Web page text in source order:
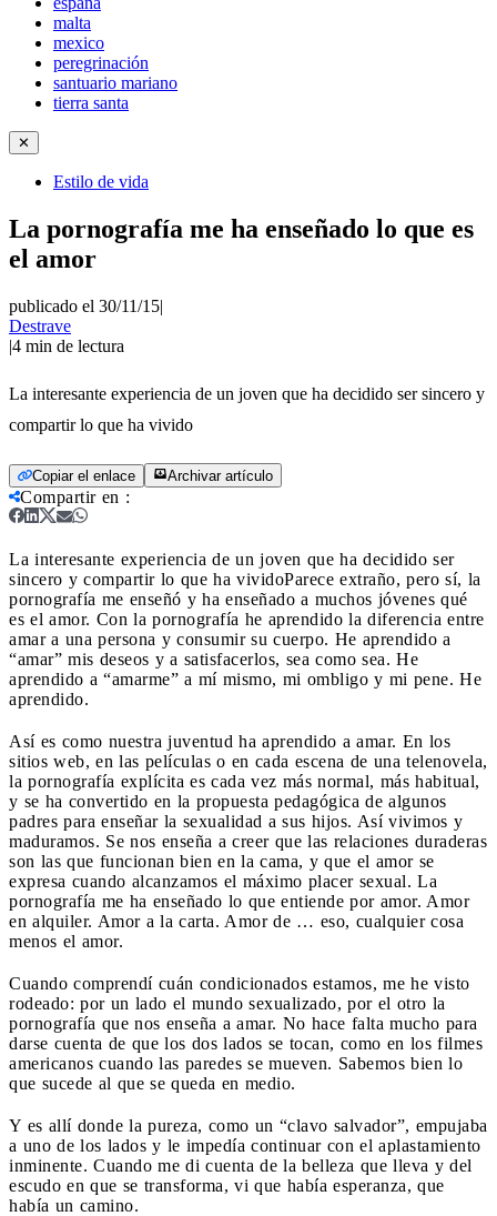
malta
mexico
peregrinación
santuario mariano
tierra santa
✕
Estilo de vida
La pornografía me ha enseñado lo que es
el amor
publicado el 30/11/15|
Destrave
|4 min de lectura
La interesante experiencia de un joven que ha decidido ser sincero y
compartir lo que ha vivido
Copiar el enlace Archivar artículo
Compartir en :
La interesante experiencia de un joven que ha decidido ser
sincero y compartir lo que ha vividoParece extraño, pero sí, la
pornografía me enseñó y ha enseñado a muchos jóvenes qué
es el amor. Con la pornografía he aprendido la diferencia entre
amar a una persona y consumir su cuerpo. He aprendido a
“amar” mis deseos y a satisfacerlos, sea como sea. He
aprendido a “amarme” a mí mismo, mi ombligo y mi pene. He
aprendido.
Así es como nuestra juventud ha aprendido a amar. En los
sitios web, en las películas o en cada escena de una telenovela,
la pornografía explícita es cada vez más normal, más habitual,
y se ha convertido en la propuesta pedagógica de algunos
padres para enseñar la sexualidad a sus hijos. Así vivimos y
maduramos. Se nos enseña a creer que las relaciones duraderas
son las que funcionan bien en la cama, y que el amor se
expresa cuando alcanzamos el máximo placer sexual. La
pornografía me ha enseñado lo que entiende por amor. Amor
en alquiler. Amor a la carta. Amor de … eso, cualquier cosa
menos el amor.
Cuando comprendí cuán condicionados estamos, me he visto
rodeado: por un lado el mundo sexualizado, por el otro la
pornografía que nos enseña a amar. No hace falta mucho para
darse cuenta de que los dos lados se tocan, como en los filmes
americanos cuando las paredes se mueven. Sabemos bien lo
que sucede al que se queda en medio.
Y es allí donde la pureza, como un “clavo salvador”, empujaba
a uno de los lados y le impedía continuar con el aplastamiento
inminente. Cuando me di cuenta de la belleza que lleva y del
escudo en que se transforma, vi que había esperanza, que
había un camino.